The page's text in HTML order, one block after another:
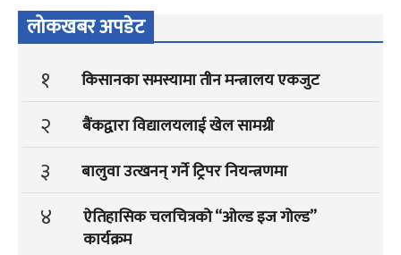
लोकखबर अपडेट
१ किसानका समस्यामा तीन मन्त्रालय एकजुट
२ बैंकद्वारा विद्यालयलाई खेल सामग्री
३ बालुवा उत्खनन् गर्ने ट्रिपर नियन्त्रणमा
४
ऐतिहासिक चलचित्रको “ओल्ड इज गोल्ड”
कार्यक्रम